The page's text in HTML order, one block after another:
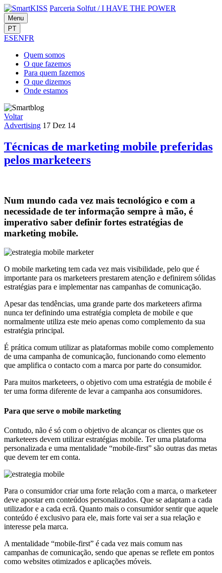
Parceria Solfut /I HAVE THE POWER
Menu
PT
ESENFR
Quem somos
O que fazemos
Para quem fazemos
O que dizemos
Onde estamos
Voltar
Advertising 17 Dez 14
Técnicas de marketing mobile preferidas
pelos marketeers
Num mundo cada vez mais tecnológico e com a
necessidade de ter informação sempre à mão, é
imperativo saber definir fortes estratégias de
marketing mobile.
O mobile marketing tem cada vez mais visibilidade, pelo que é
importante para os marketeers prestarem atenção e definirem sólidas
estratégias para e implementar nas campanhas de comunicação.
Apesar das tendências, uma grande parte dos marketeers afirma
nunca ter definindo uma estratégia completa de mobile e que
normalmente utiliza este meio apenas como complemento da sua
estratégia principal.
É prática comum utilizar as plataformas mobile como complemento
de uma campanha de comunicação, funcionando como elemento
que amplifica o contacto com a marca por parte do consumidor.
Para muitos marketeers, o objetivo com uma estratégia de mobile é
ter uma forma diferente de levar a campanha aos consumidores.
Para que serve o mobile marketing
Contudo, não é só com o objetivo de alcançar os clientes que os
marketeers devem utilizar estratégias mobile. Ter uma plataforma
personalizada e uma mentalidade “mobile-first” são outras das metas
que devem ter em conta.
Para o consumidor criar uma forte relação com a marca, o marketeer
deve apostar em conteúdos personalizados. Que se adaptam a cada
utilizador e a cada ecrã. Quanto mais o consumidor sentir que aquele
conteúdo é exclusivo para ele, mais forte vai ser a sua relação e
interesse pela marca.
A mentalidade “mobile-first” é cada vez mais comum nas
campanhas de comunicação, sendo que apenas se reflete em pontos
como websites otimizados e aplicações móveis.